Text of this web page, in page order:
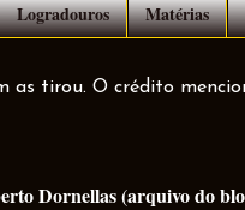
Logradouros Matérias
as tirou. O crédito
Dornellas (arquivo do